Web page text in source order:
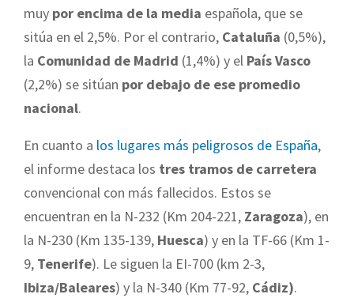
muy por encima de la media española, que se
sitúa en el 2,5%. Por el contrario, Cataluña (0,5%),
la Comunidad de Madrid (1,4%) y el País Vasco
(2,2%) se sitúan por debajo de ese promedio
nacional.
En cuanto a los lugares más peligrosos de España,
el informe destaca los tres tramos de carretera
convencional con más fallecidos. Estos se
encuentran en la N-232 (Km 204-221, Zaragoza), en
la N-230 (Km 135-139, Huesca) y en la TF-66 (Km 1-
9, Tenerife). Le siguen la EI-700 (km 2-3,
Ibiza/Baleares) y la N-340 (Km 77-92, Cádiz).